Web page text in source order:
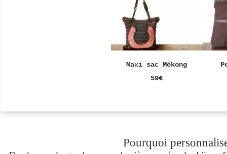
Maxi sac Mékong
59€
Pourquoi